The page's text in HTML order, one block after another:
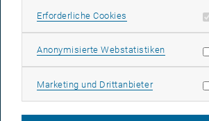
Erforderliche Cookies Erforderliche
Anonymisierte WebstatistikenStatistik
Marketing und DrittanbieterMarketing